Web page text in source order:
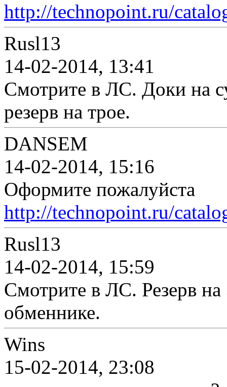
http://technopoint.ru/
Rusl13
14-02-2014, 13:41
Смотрите в ЛС. Доки на
резерв на трое.
DANSEM
14-02-2014, 15:16
Оформите пожалуйста
http://technopoint.ru/
Rusl13
14-02-2014, 15:59
Смотрите в ЛС. Резерв на
обменнике.
Wins
15-02-2014, 23:08